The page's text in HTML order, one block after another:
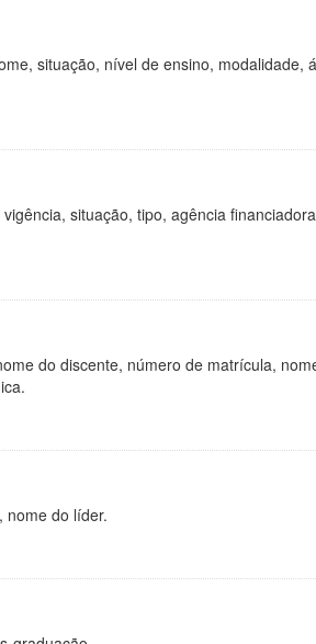
situação, nível de ensino, modalidade,
situação, tipo, agência
do discente, número de matrícula,
nome do líder.